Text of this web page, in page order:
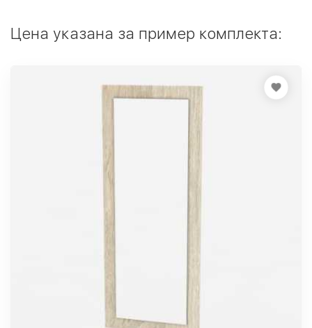
Цена указана за пример комплекта: